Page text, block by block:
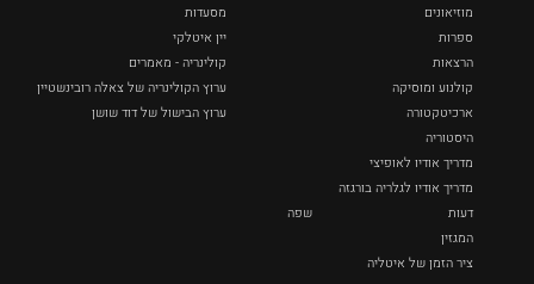
מוזיאונים
ספרות
הרצאות
קולנוע ומוסיקה
ארכיטקטורה
היסטוריה
מדריך אודיו לאופיצי
מדריך אודיו לגלריה בורגזה
דעות
שפה
המגזין
ציר הזמן של איטליה
מסעדות
יין איטלקי
קולינריה - מאמרים
ערוץ הקולינריה של צאלה רובינשטיין
ערוץ הבישול של דוד שושן